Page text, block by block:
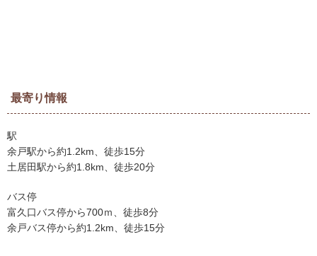
最寄り情報
駅
余戸駅から約1.2km、徒歩15分
土居田駅から約1.8km、徒歩20分
バス停
富久口バス停から700ｍ、徒歩8分
余戸バス停から約1.2km、徒歩15分